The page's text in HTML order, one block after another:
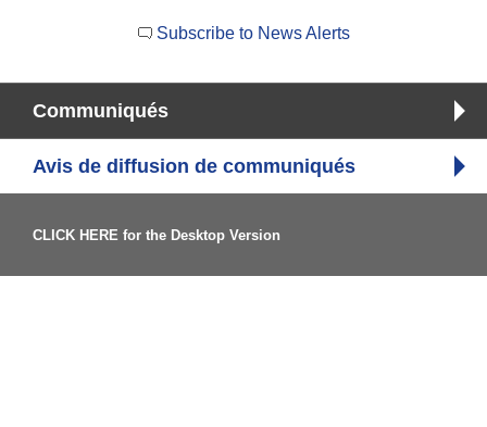
Subscribe to News Alerts
Communiqués
Avis de diffusion de communiqués
CLICK HERE for the Desktop Version